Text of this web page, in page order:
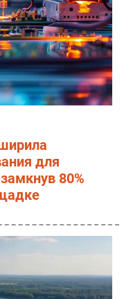
для
80%